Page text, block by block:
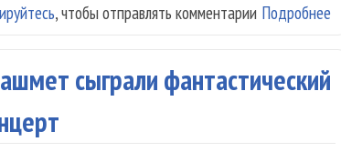
Подробнее
, чтобы отправлять комментарии
сыграли фантастический